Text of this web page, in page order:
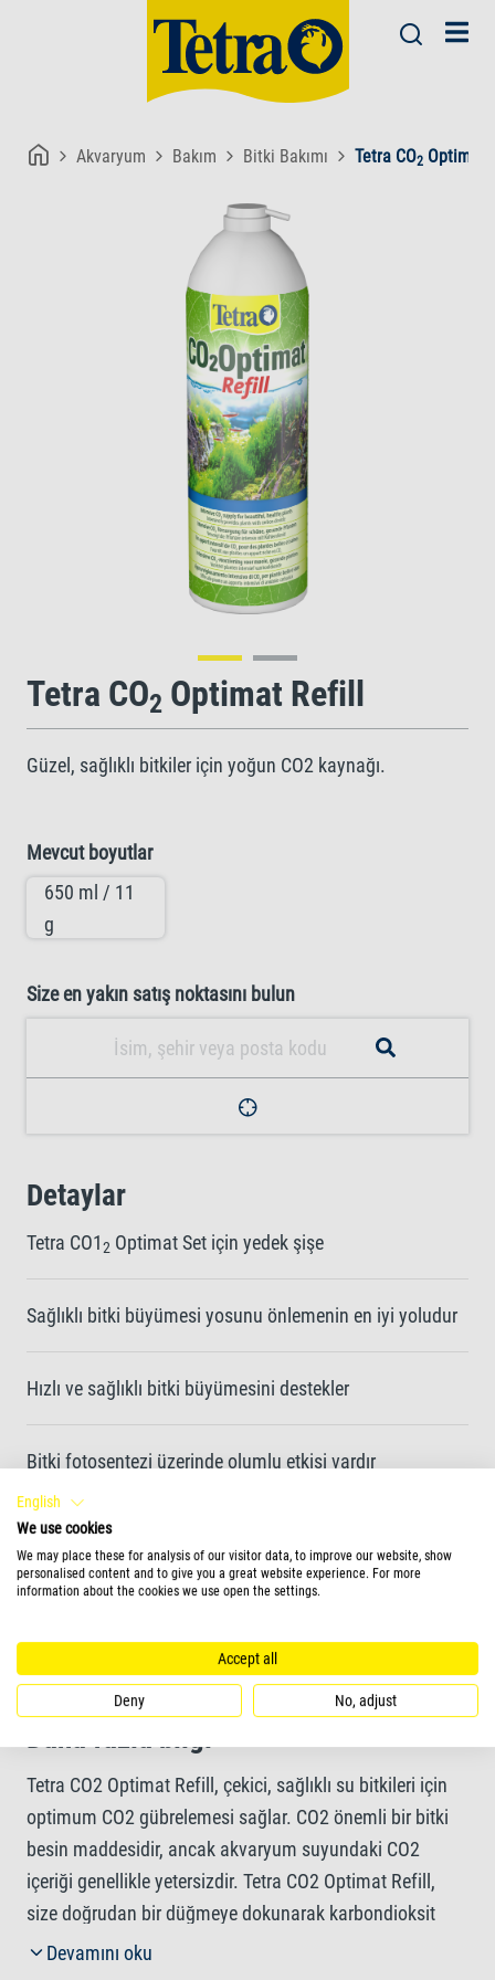
Akvaryum Bakım Bitki Bakımı Tetra CO2 Optimat
Tetra CO2 Optimat Refill
Güzel, sağlıklı bitkiler için yoğun CO2 kaynağı.
Mevcut boyutlar
650 ml / 11
g
Size en yakın satış noktasını bulun
Detaylar
Tetra CO12 Optimat Set için yedek şişe
Sağlıklı bitki büyümesi yosunu önlemenin en iyi yoludur
Hızlı ve sağlıklı bitki büyümesini destekler
Bitki fotosentezi üzerinde olumlu etkisi vardır
Geliştirilmiş bitki büyümesi sayesinde sudaki artan
oksijen (O2) seviyesi, balıkların refahını artırır
Yapraklarda ve akvaryum camında kireç tortusunu önler
Daha fazla bilgi
Tetra CO2 Optimat Refill, çekici, sağlıklı su bitkileri için
optimum CO2 gübrelemesi sağlar. CO2 önemli bir bitki
besin maddesidir, ancak akvaryum suyundaki CO2
içeriği genellikle yetersizdir. Tetra CO2 Optimat Refill,
size doğrudan bir düğmeye dokunarak karbondioksit
eklemenin kolay bir yolunu sunar. Geliştirilmiş bitki
Devamını oku
English
We use cookies
We may place these for analysis of our visitor data, to improve our website, show
personalised content and to give you a great website experience. For more
information about the cookies we use open the settings.
Accept all
Deny No, adjust